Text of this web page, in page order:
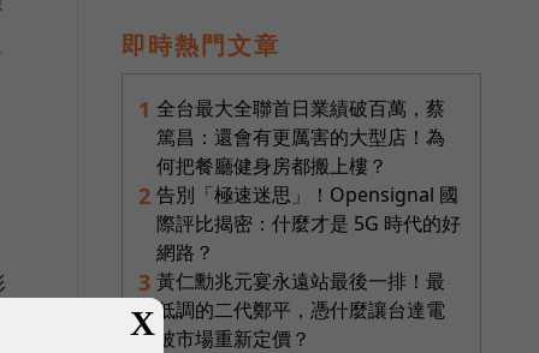
即時熱門文章
1 全台最大全聯首日業績破百萬，蔡
篤昌：還會有更厲害的大型店！為
何把餐廳健身房都搬上樓？
2 告別「極速迷思」！Opensignal 國
際評比揭密：什麼才是 5G 時代的好
網路？
3 黃仁勳兆元宴永遠站最後一排！最
低調的二代鄭平，憑什麼讓台達電
被市場重新定價？
X